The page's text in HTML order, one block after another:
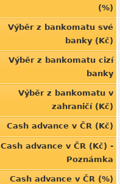
(%)
Výběr z bankomatu své
banky (Kč)
Výběr z bankomatu cizí
banky
Výběr z bankomatu v
zahraničí (Kč)
Cash advance v ČR (Kč)
Cash advance v ČR (Kč) -
Poznámka
Cash advance v ČR (%)